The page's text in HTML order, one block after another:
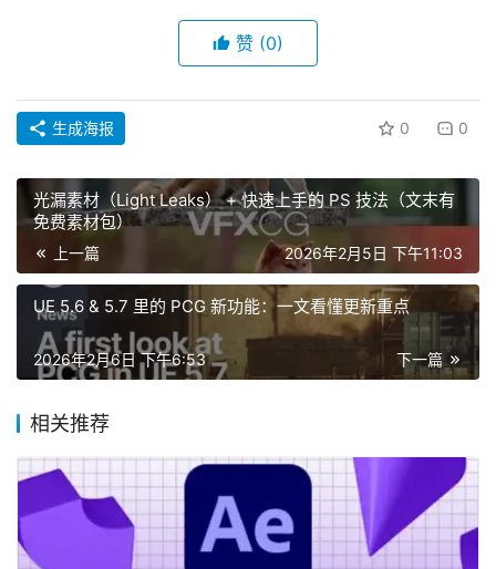
赞 (0)
生成海报 0 0
光漏素材（Light Leaks） + 快速上手的 PS 技法（文末有
免费素材包）
上一篇 2026年2月5日 下午11:03
UE 5.6 & 5.7 里的 PCG 新功能：一文看懂更新重点
下一篇
2026年2月6日 下午6:53
相关推荐